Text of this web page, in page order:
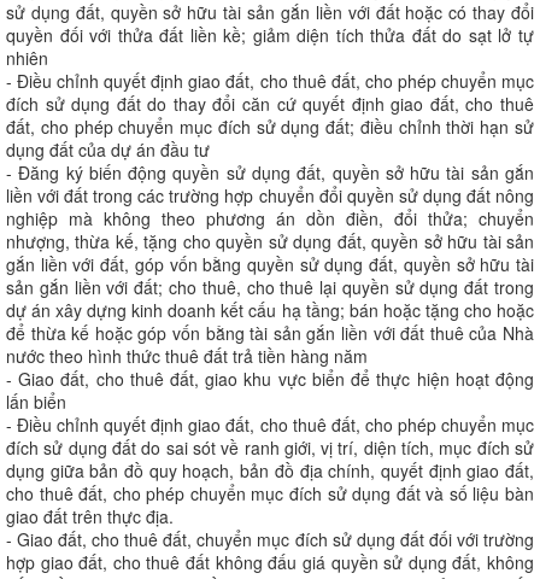
sử dụng đất, quyền sở hữu tài sản gắn liền với đất hoặc có thay đổi
quyền đối với thửa đất liền kề; giảm diện tích thửa đất do sạt lở tự
nhiên
- Điều chỉnh quyết định giao đất, cho thuê đất, cho phép chuyển mục
đích sử dụng đất do thay đổi căn cứ quyết định giao đất, cho thuê
đất, cho phép chuyển mục đích sử dụng đất; điều chỉnh thời hạn sử
dụng đất của dự án đầu tư
- Đăng ký biến động quyền sử dụng đất, quyền sở hữu tài sản gắn
liền với đất trong các trường hợp chuyển đổi quyền sử dụng đất nông
nghiệp mà không theo phương án dồn điền, đổi thửa; chuyển
nhượng, thừa kế, tặng cho quyền sử dụng đất, quyền sở hữu tài sản
gắn liền với đất, góp vốn bằng quyền sử dụng đất, quyền sở hữu tài
sản gắn liền với đất; cho thuê, cho thuê lại quyền sử dụng đất trong
dự án xây dựng kinh doanh kết cấu hạ tầng; bán hoặc tặng cho hoặc
để thừa kế hoặc góp vốn bằng tài sản gắn liền với đất thuê của Nhà
nước theo hình thức thuê đất trả tiền hàng năm
- Giao đất, cho thuê đất, giao khu vực biển để thực hiện hoạt động
lấn biển
- Điều chỉnh quyết định giao đất, cho thuê đất, cho phép chuyển mục
đích sử dụng đất do sai sót về ranh giới, vị trí, diện tích, mục đích sử
dụng giữa bản đồ quy hoạch, bản đồ địa chính, quyết định giao đất,
cho thuê đất, cho phép chuyển mục đích sử dụng đất và số liệu bàn
giao đất trên thực địa.
- Giao đất, cho thuê đất, chuyển mục đích sử dụng đất đối với trường
hợp giao đất, cho thuê đất không đấu giá quyền sử dụng đất, không